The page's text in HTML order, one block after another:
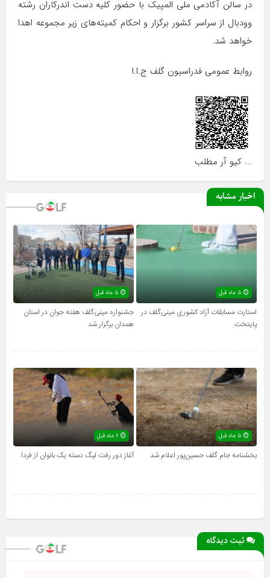
در سالن آکادمی ملی المپیک با حضور کلیه دست اندرکاران رشته
وودبال از سراسر کشور برگزار و احکام کمیته‌های زیر مجموعه اهدا
خواهد شد.
روابط عمومی فدراسیون گلف ج.ا.ا
... کیو آر مطلب
اخبار مشابه
استارت مسابقات آزاد کشوری مینی‌گلف در
پایتخت
جشنواره مینی‌گلف هفته جوان در استان
همدان برگزار شد
بخشنامه جام گلف حسین‌پور اعلام شد آغاز دور رفت لیگ دسته یک بانوان از فردا
ثبت دیدگاه